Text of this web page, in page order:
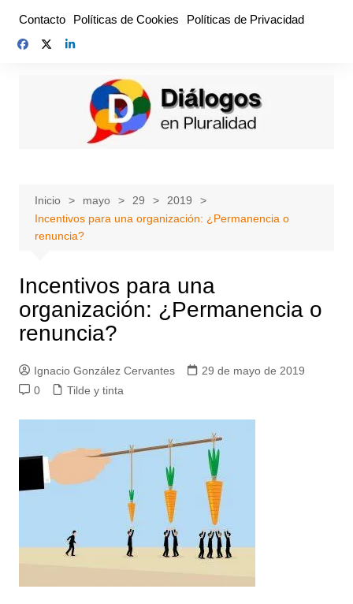
contenido
Contacto Políticas de Cookies Políticas de Privacidad
Inicio mayo 29
2019
Incentivos para una organización: ¿Permanencia o
renuncia?
Incentivos para una
organización: ¿Permanencia o
renuncia?
Ignacio González Cervantes
29 de mayo de 2019
0
Tilde y tinta